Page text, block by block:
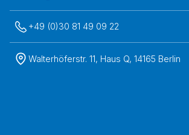
+49 (0)30 81 49 09 22
Walterhöferstr. 11, Haus Q, 14165 Berlin